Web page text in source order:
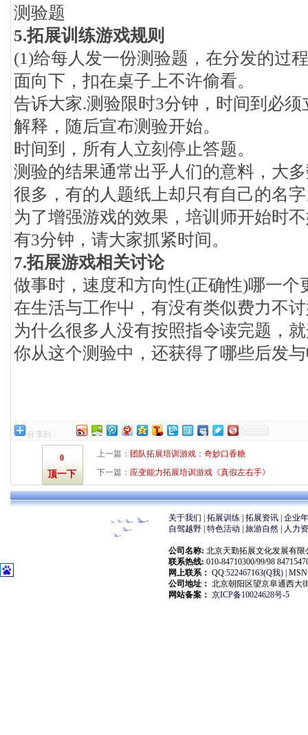
测验题
5.拓展训练游戏规则
(1)给每人发一份测验题，在分发的过
面向下，扣在桌子上不许偷看。
告诉大家.测验限时3分钟，时间到必
解释，随后宣布测验开始。
时间到，所有人立刻停止答题。
测验的结果通常出乎人们的意料，大
很多，有的人题纸上却只有自己的名
为了增强游戏的效果，培训师开始时
有3分钟，请大家抓紧时间。
7.拓展游戏相关讨论
做事时，速度和方向性(正确性)哪一个
在生活与工作屮，有没有类似费力不
为什么很多人没有按照指令读完题，
你从这个测验中，还获得了哪些后发
分享到：
0
顶一下
上一篇： 团队拓展培训游戏：奇妙口香糖
下一篇： 应变能力拓展培训游戏《真假左右手》
关于我们 | 拓展训练| 拓展资讯| 企业
自驾越野| 特色活动 旅游自然| 人力
公司名称: 北京天勤拓展文化发展有限
联系热线: 010-84710300/99/98
网上联系： QQ:522467163(Q我)|
公司地址： 北京朝阳区望京阜通西大
网站备案： 京ICP备10024628号-5